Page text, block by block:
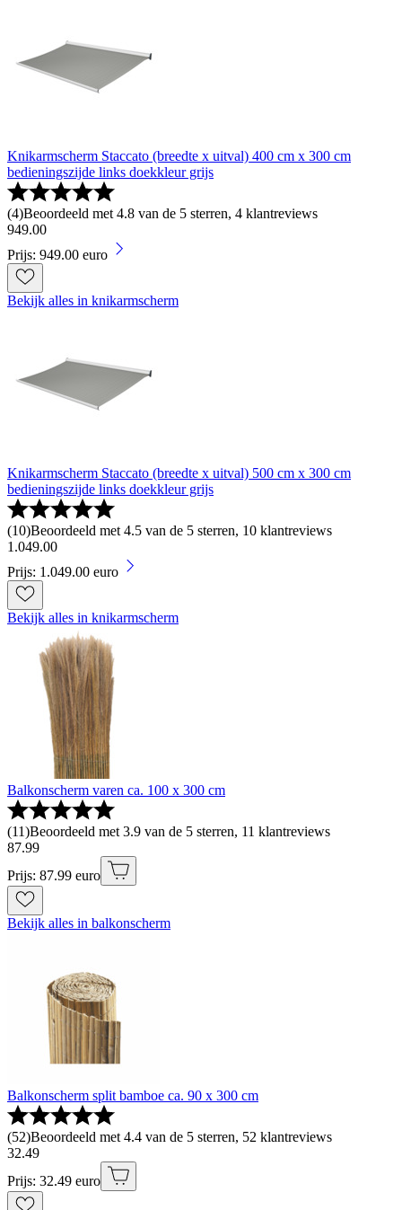
Knikarmscherm Staccato (breedte x uitval) 400 cm x 300 cm
bedieningszijde links doekkleur grijs
(4)Beoordeeld met 4.8 van de 5 sterren, 4 klantreviews
949.00
Prijs: 949.00 euro
Bekijk alles in knikarmscherm
Knikarmscherm Staccato (breedte x uitval) 500 cm x 300 cm
bedieningszijde links doekkleur grijs
(10)Beoordeeld met 4.5 van de 5 sterren, 10 klantreviews
1 .049.00
Prijs: 1.049.00 euro
Bekijk alles in knikarmscherm
Balkonscherm varen ca. 100 x 300 cm
(11)Beoordeeld met 3.9 van de 5 sterren, 11 klantreviews
87.99
Prijs: 87.99 euro
Bekijk alles in balkonscherm
Balkonscherm split bamboe ca. 90 x 300 cm
(52)Beoordeeld met 4.4 van de 5 sterren, 52 klantreviews
32.49
Prijs: 32.49 euro